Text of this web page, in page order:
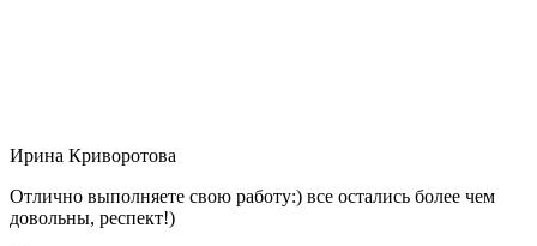
Ирина Криворотова
Отлично выполняете свою работу:) все остались более чем
довольны, респект!)